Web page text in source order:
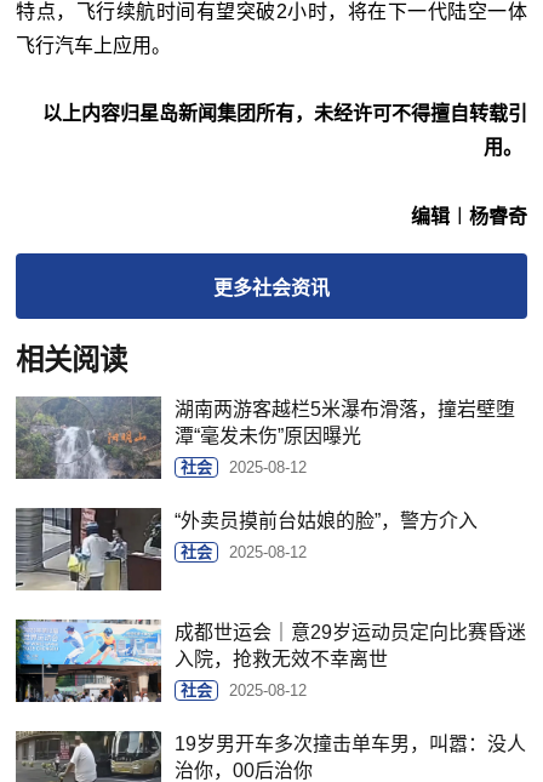
特点，飞行续航时间有望突破2小时，将在下一代陆空一体
飞行汽车上应用。
以上内容归星岛新闻集团所有，未经许可不得擅自转载引
用。
编辑︱杨睿奇
更多社会资讯
相关阅读
湖南两游客越栏5米瀑布滑落，撞岩壁堕
潭“毫发未伤”原因曝光
社会 2025-08-12
“外卖员摸前台姑娘的脸”，警方介入
社会 2025-08-12
成都世运会｜意29岁运动员定向比赛昏迷
入院，抢救无效不幸离世
社会 2025-08-12
19岁男开车多次撞击单车男，叫嚣：没人
治你，00后治你